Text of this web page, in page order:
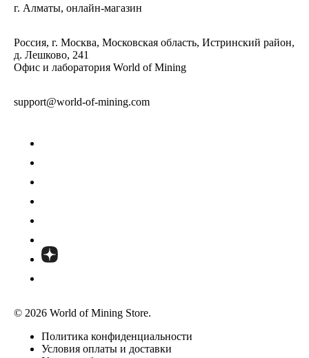
г. Алматы, онлайн-магазин
Россия, г. Москва, Московская область, Истринский район,
д. Лешково, 241
Офис и лаборатория World of Mining
support@world-of-mining.com
© 2026 World of Mining Store.
Политика конфиденциальности
Условия оплаты и доставки